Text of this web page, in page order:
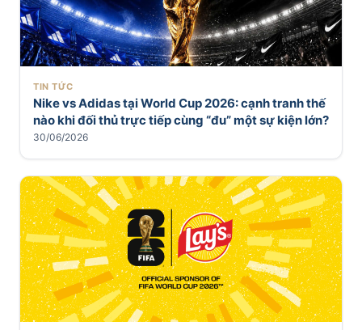
TIN TỨC
Nike vs Adidas tại World Cup 2026: cạnh tranh thế
nào khi đối thủ trực tiếp cùng “đu” một sự kiện lớn?
30/06/2026